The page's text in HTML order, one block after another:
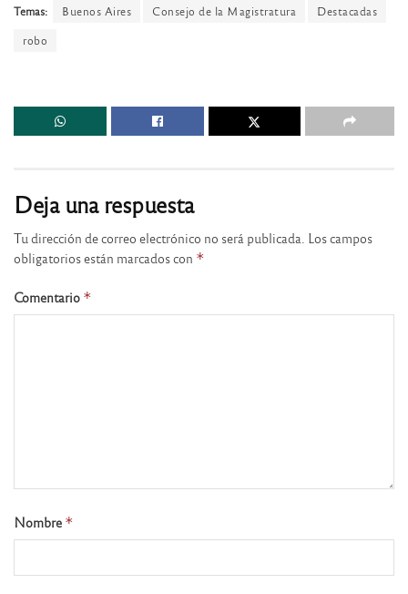
Temas: Buenos Aires Consejo de la Magistratura
Destacadas
robo
Deja una respuesta
Tu dirección de correo electrónico no será publicada. Los campos
obligatorios están marcados con *
Comentario *
Nombre *